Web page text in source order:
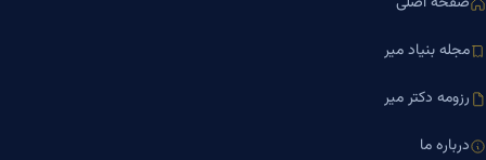
مجله بنیاد میر
رزومه دکتر میر
درباره ما